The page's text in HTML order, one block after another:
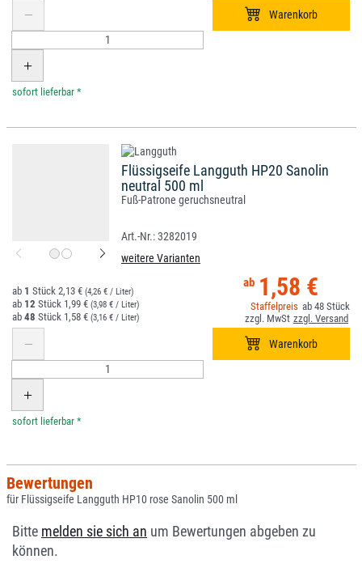
*
Flüssigseife Langguth HP20 Sanolin
neutral 500 ml
Fuß-Patrone geruchsneutral
3282019
weitere Varianten
1,58 €
48
1 2,13 € (4,26 € / Liter)
12 1,99 € (3,98 € / Liter)
48 1,58 € (3,16 € / Liter)
*
Bewertungen
für Flüssigseife Langguth HP10 rose Sanolin 500 ml
Bitte melden sie sich an um Bewertungen abgeben zu
können.